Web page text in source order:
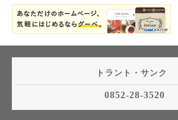
トラント・サンク
0852-28-3520